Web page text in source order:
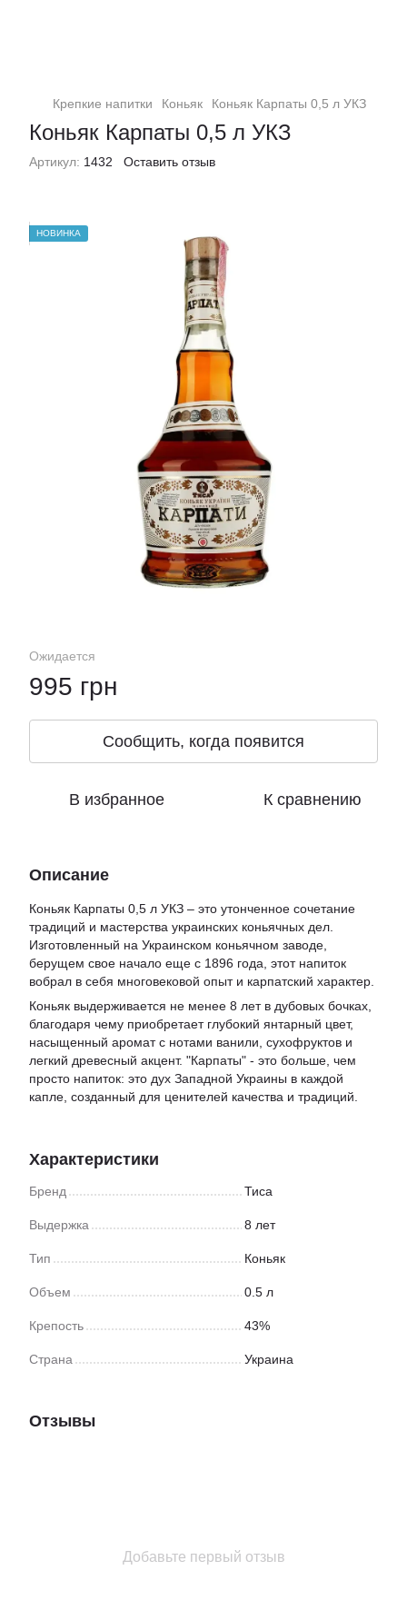
Крепкие напитки Коньяк Коньяк Карпаты 0,5 л УКЗ
Коньяк Карпаты 0,5 л УКЗ
Артикул: 1432 Оставить отзыв
НОВИНКА
Ожидается
995 грн
Сообщить, когда появится
В избранное К сравнению
Описание
Коньяк Карпаты 0,5 л УКЗ – это утонченное сочетание
традиций и мастерства украинских коньячных дел.
Изготовленный на Украинском коньячном заводе,
берущем свое начало еще с 1896 года, этот напиток
вобрал в себя многовековой опыт и карпатский характер.
Коньяк выдерживается не менее 8 лет в дубовых бочках,
благодаря чему приобретает глубокий янтарный цвет,
насыщенный аромат с нотами ванили, сухофруктов и
легкий древесный акцент. "Карпаты" - это больше, чем
просто напиток: это дух Западной Украины в каждой
капле, созданный для ценителей качества и традиций.
Характеристики
Бренд Тиса
Выдержка 8 лет
Тип Коньяк
Объем 0.5 л
Крепость 43%
Страна Украина
Отзывы
Добавьте первый отзыв